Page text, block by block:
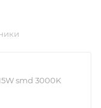
smd 3000K